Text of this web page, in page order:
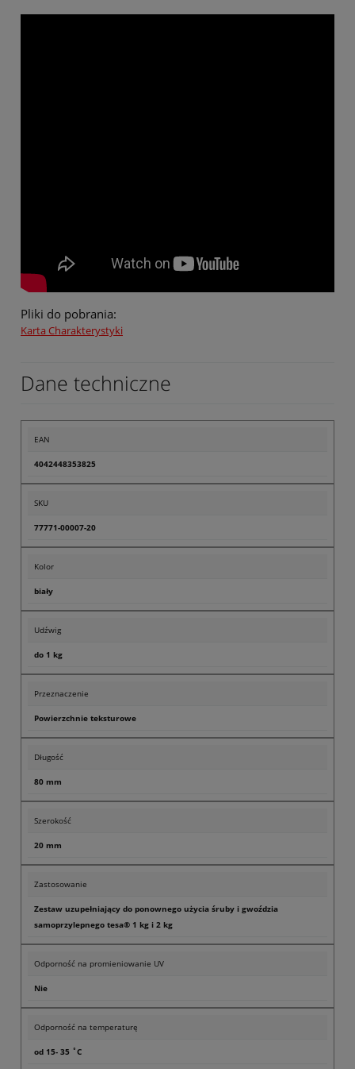
Pliki do pobrania:
Karta Charakterystyki
Dane techniczne
EAN
4042448353825
SKU
77771-00007-20
Kolor
biały
Udźwig
do 1 kg
Przeznaczenie
Powierzchnie teksturowe
Długość
80 mm
Szerokość
20 mm
Zastosowanie
Zestaw uzupełniający do ponownego użycia śruby i gwoździa
samoprzylepnego tesa® 1 kg i 2 kg
Odporność na promieniowanie UV
Nie
Odporność na temperaturę
od 15- 35 ˚C